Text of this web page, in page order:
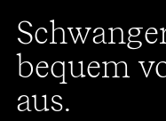
bequem
aus.